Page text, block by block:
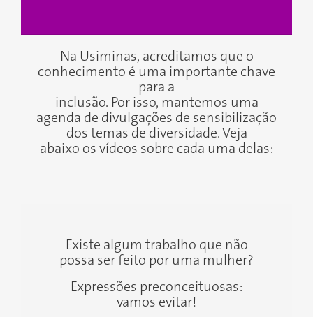
Na Usiminas, acreditamos que o
conhecimento é uma importante chave
para a
inclusão. Por isso, mantemos uma
agenda de divulgações de sensibilização
dos temas de diversidade. Veja
abaixo os vídeos sobre cada uma delas:
Existe algum trabalho que não
possa ser feito por uma mulher?
Expressões preconceituosas:
vamos evitar!